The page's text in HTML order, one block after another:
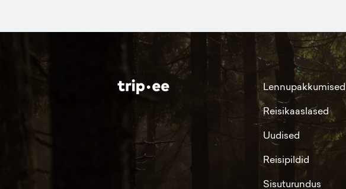
Lennupakkumised
Reisikaaslased
Uudised
Reisipildid
Sisuturundus